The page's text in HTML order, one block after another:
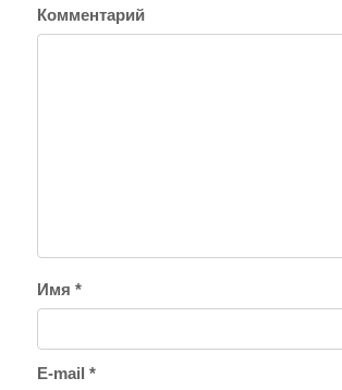
Комментарий
Имя *
E-mail *